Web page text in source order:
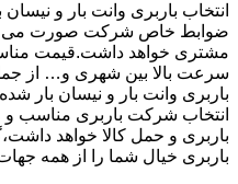
انتخاب باربری وانت بار و
ضوابط خاص شرکت صورت می
مشتری خواهد داشت.قیمت
سرعت بالا بین شهری و… از
باربری وانت بار و نیسان بار
انتخاب شرکت باربری مناسب
باربری و حمل کالا خواهد
باربری خیال شما را از همه